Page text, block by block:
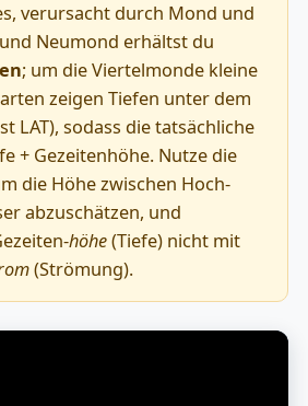
verursacht durch Mond und
Neumond erhältst du
; um die Viertelmonde kleine
zeigen Tiefen unter dem
LAT), sodass die tatsächliche
+ Gezeitenhöhe. Nutze die
die Höhe zwischen Hoch-
abzuschätzen, und
höhe(Tiefe) nicht mit
(Strömung).